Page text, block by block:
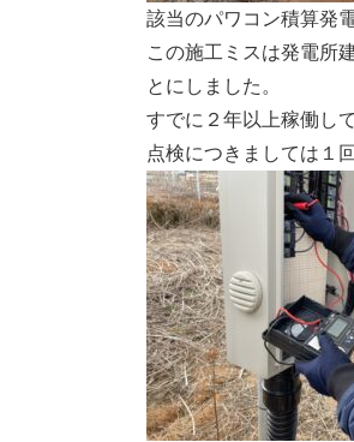
該当のパワコン積算発
この施工ミスは発電所
とにしました。
すでに２年以上稼働し
点検につきましては１